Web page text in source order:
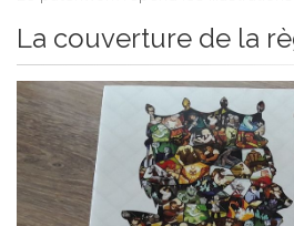
La couverture de la